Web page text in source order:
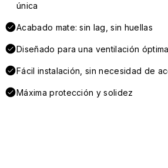
única
Acabado mate: sin lag, sin huellas
Diseñado para una ventilación óptima
Fácil instalación, sin necesidad de
Máxima protección y solidez